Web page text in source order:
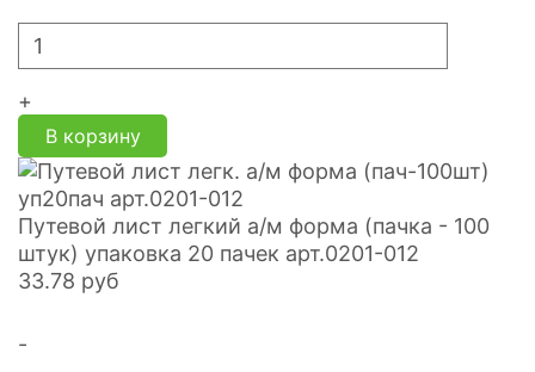
+
В корзину
Путевой лист легкий а/м форма (пачка - 100
штук) упаковка 20 пачек арт.0201-012
33.78 руб
-